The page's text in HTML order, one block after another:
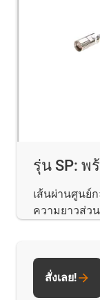
รุ่น SP: พ
เส้นผ่านศูนย์ก
ความยาวส่ว
สั่งเลย!